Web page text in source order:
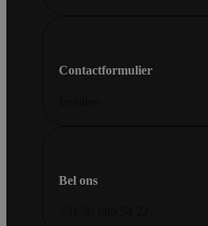
Contactformulier
Bel ons